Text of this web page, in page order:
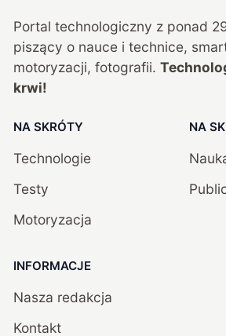
Portal technologiczny z ponad
piszący o nauce i technice,
motoryzacji, fotografii.
krwi!
NA SKRÓTY
Technologie
Testy
Motoryzacja
NA
INFORMACJE
Nasza redakcja
Kontakt